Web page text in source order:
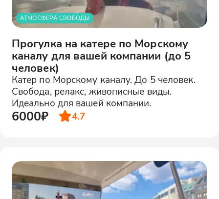
АТМОСФЕРА СВОБОДЫ
Прогулка на катере по Морскому
каналу для вашей компании (до 5
человек)
Катер по Морскому каналу. До 5 человек.
Свобода, релакс, живописные виды.
Идеально для вашей компании.
6000₽ 4.7